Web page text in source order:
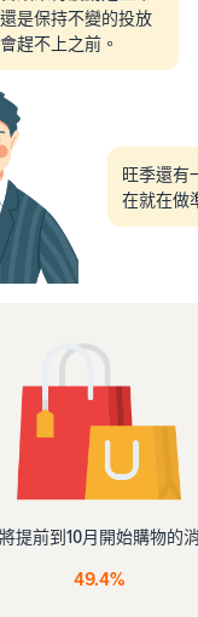
是保持不變的投放
趕不上之前。
旺季還有
在就在做
提前到10月開始購物的
49.4%